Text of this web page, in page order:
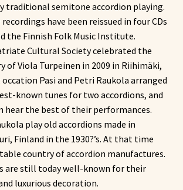
traditional semitone accordion playing.
have been reissued in four CDs
the Finnish Folk Music Institute.
Cultural Society celebrated the
of Viola Turpeinen in 2009 in Riihimäki,
Pasi and Petri Raukola arranged
known tunes for two accordions, and
hear the best of their performances.
play old accordions made in
Finland in the 1930?’s. At that time
country of accordion manufactures.
are still today well-known for their
luxurious decoration.